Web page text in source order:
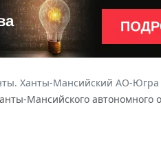
Ханты-Мансийский АО-Югра
Мансийского автономного